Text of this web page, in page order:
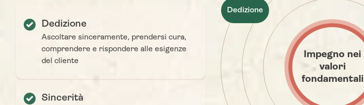
Lascia che il mio team ti aiuti a
intraprendere un viaggio
straordinario tutto tuo!
Dedizione
Ascoltare sinceramente, prendersi cura,
comprendere e rispondere alle esigenze
del cliente
Sincerità
Impegno nei
valori
fondamentali
Dedizione